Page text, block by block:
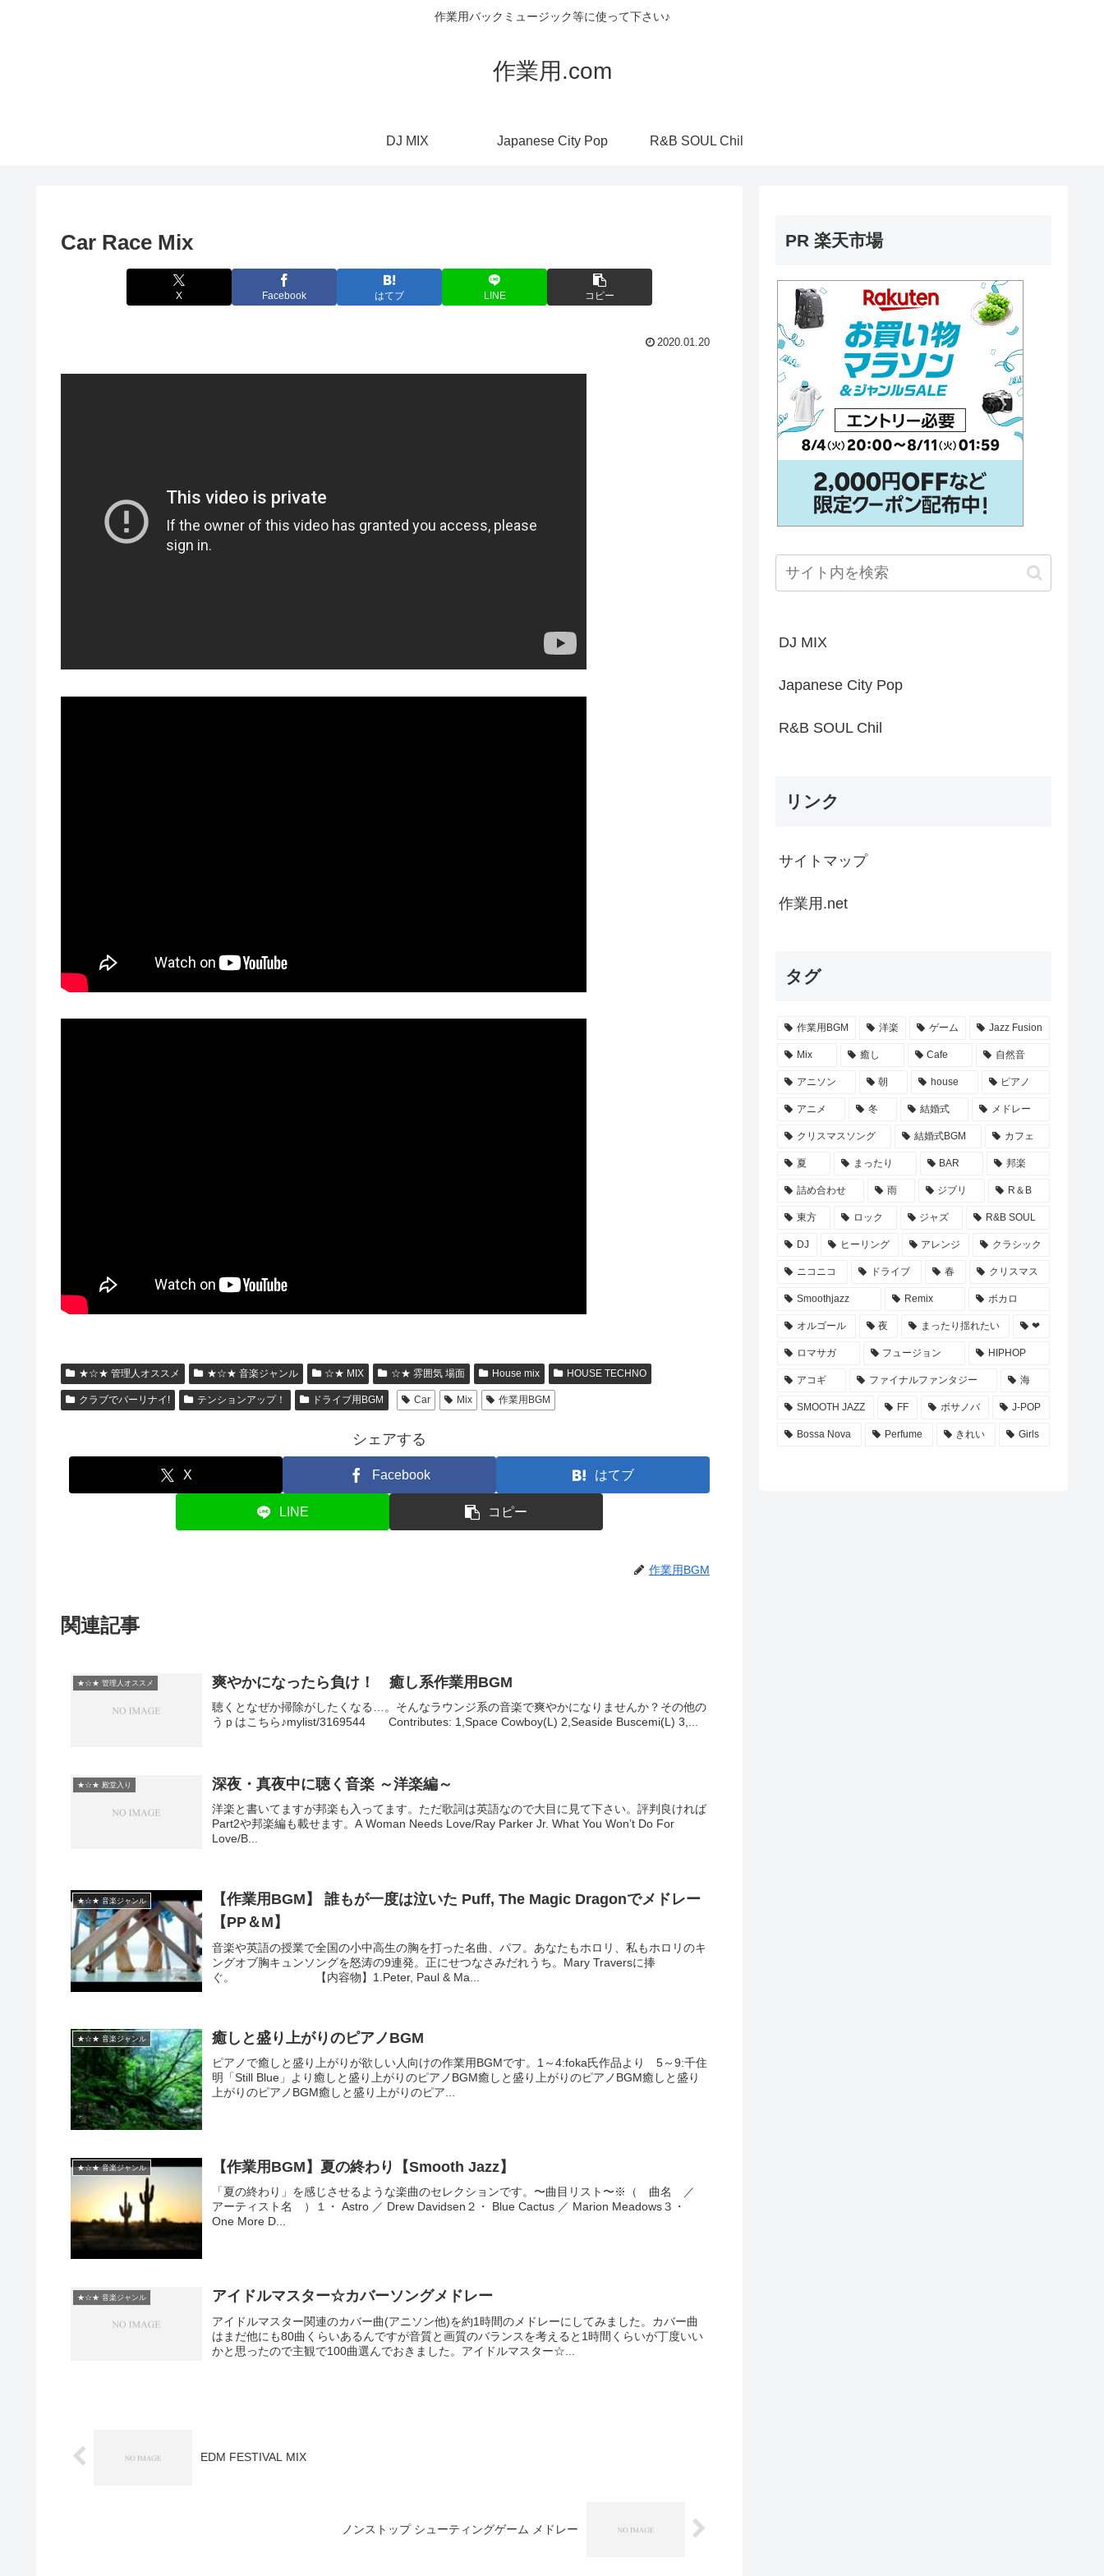
作業用バックミュージック等に使って下さい♪
作業用.com
DJ MIX Japanese City Pop R&B SOUL Chil
Car Race Mix
X Facebook はてブ LINE コピー
2020.01.20
★☆★ 管理人オススメ ★☆★ 音楽ジャンル ☆★ MIX ☆★ 雰囲気 場面 House mix HOUSE TECHNO
クラブでパーリナイ! テンションアップ！ ドライブ用BGM Car Mix 作業用BGM
シェアする
X Facebook はてブ
LINE コピー
作業用BGM
関連記事
★☆★ 管理人オススメ 爽やかになったら負け！ 癒し系作業用BGM
聴くとなぜか掃除がしたくなる…。そんなラウンジ系の音楽で爽やかになりませんか？その他の
うｐはこちら♪mylist/3169544 Contributes: 1,Space Cowboy(L) 2,Seaside Buscemi(L) 3,...
★☆★ 殿堂入り 深夜・真夜中に聴く音楽 ～洋楽編～
洋楽と書いてますが邦楽も入ってます。ただ歌詞は英語なので大目に見て下さい。評判良ければ
Part2や邦楽編も載せます。A Woman Needs Love/Ray Parker Jr. What You Won’t Do For
Love/B...
★☆★ 音楽ジャンル
【作業用BGM】 誰もが一度は泣いた Puff, The Magic Dragonでメドレー
【PP＆M】
音楽や英語の授業で全国の小中高生の胸を打った名曲、パフ。あなたもホロリ、私もホロリのキ
ングオブ胸キュンソングを怒涛の9連発。正にせつなさみだれうち。Mary Traversに捧
ぐ。 【内容物】1.Peter, Paul & Ma...
★☆★ 音楽ジャンル 癒しと盛り上がりのピアノBGM
ピアノで癒しと盛り上がりが欲しい人向けの作業用BGMです。1～4:foka氏作品より 5～9:千住
明「Still Blue」より癒しと盛り上がりのピアノBGM癒しと盛り上がりのピアノBGM癒しと盛り
上がりのピアノBGM癒しと盛り上がりのピア...
★☆★ 音楽ジャンル 【作業用BGM】夏の終わり【Smooth Jazz】
「夏の終わり」を感じさせるような楽曲のセレクションです。〜曲目リスト〜※（ 曲名 ／
アーティスト名 ）１・ Astro ／ Drew Davidsen２・ Blue Cactus ／ Marion Meadows３・
One More D...
★☆★ 音楽ジャンル アイドルマスター☆カバーソングメドレー
アイドルマスター関連のカバー曲(アニソン他)を約1時間のメドレーにしてみました。カバー曲
はまだ他にも80曲くらいあるんですが音質と画質のバランスを考えると1時間くらいが丁度いい
かと思ったので主観で100曲選んでおきました。アイドルマスター☆...
EDM FESTIVAL MIX
ノンストップ シューティングゲーム メドレー
PR 楽天市場
DJ MIX
Japanese City Pop
R&B SOUL Chil
リンク
サイトマップ
作業用.net
タグ
作業用BGM 洋楽 ゲーム Jazz Fusion
Mix 癒し Cafe 自然音
アニソン 朝 house ピアノ
アニメ 冬 結婚式 メドレー
クリスマスソング 結婚式BGM カフェ
夏 まったり BAR 邦楽
詰め合わせ 雨 ジブリ R＆B
東方 ロック ジャズ R&B SOUL
DJ ヒーリング アレンジ クラシック
ニコニコ ドライブ 春 クリスマス
Smoothjazz Remix ボカロ
オルゴール 夜 まったり揺れたい ❤
ロマサガ フュージョン HIPHOP
アコギ ファイナルファンタジー 海
SMOOTH JAZZ FF ボサノバ J-POP
Bossa Nova Perfume きれい Girls